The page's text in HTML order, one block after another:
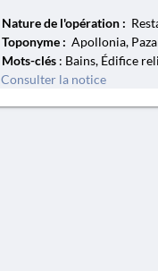
Nature de l'opération :
Toponyme : Apollonia,
Mots-clés : Bains, Édifice
Consulter la notice